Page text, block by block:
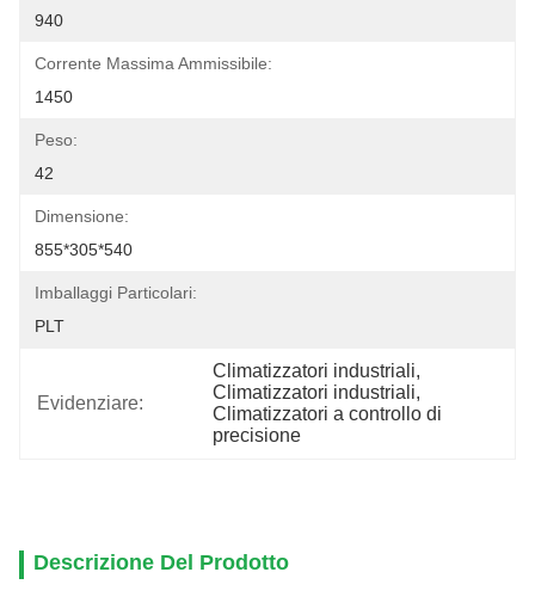
940
Corrente Massima Ammissibile:
1450
Peso:
42
Dimensione:
855*305*540
Imballaggi Particolari:
PLT
Evidenziare:
Climatizzatori industriali,
Climatizzatori industriali,
Climatizzatori a controllo di
precisione
Descrizione Del Prodotto